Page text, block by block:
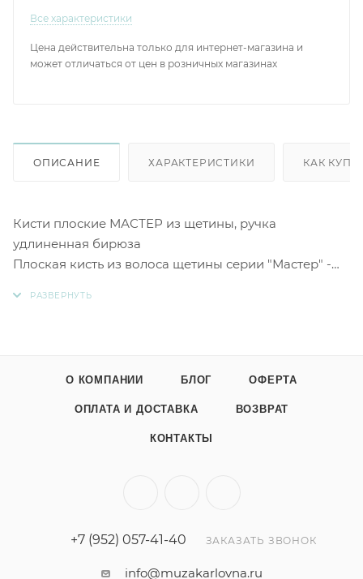
Все характеристики
Цена действительна только для интернет-магазина и
может отличаться от цен в розничных магазинах
ОПИСАНИЕ ХАРАКТЕРИСТИКИ КАК
Кисти плоские МАСТЕР из щетины, ручка
удлиненная бирюза
Плоская кисть из волоса щетины серии "Мастер" -
красками.
Жесткость: 3
О КОМПАНИИ БЛОГ ОФЕРТА
ОПЛАТА И ДОСТАВКА ВОЗВРАТ
КОНТАКТЫ
+7 (952) 057-41-40 ЗАКАЗАТЬ ЗВОНОК
info@muzakarlovna.ru